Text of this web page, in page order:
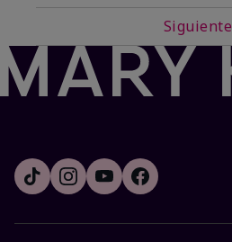
Siguiente